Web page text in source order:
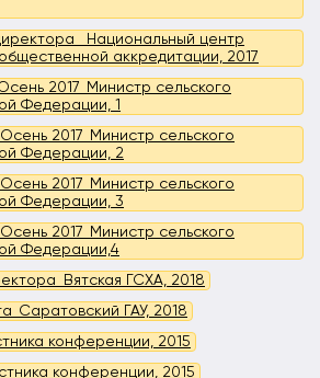
_Национальный центр
аккредитации, 2017
2017_Министр сельского
Федерации, 1
2017_Министр сельского
Федерации, 2
2017_Министр сельского
Федерации, 3
2017_Министр сельского
Федерации,4
ГСХА, 2018
ГАУ, 2018
конференции, 2015
конференции, 2015